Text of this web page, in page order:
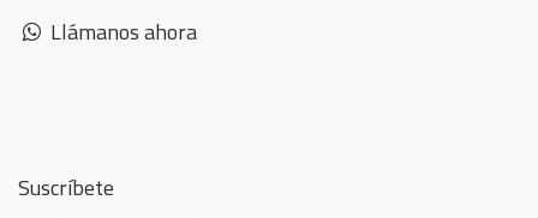
Llámanos ahora
Suscríbete